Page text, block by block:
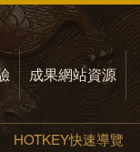
成果網站資源
HOTKEY快速導覽